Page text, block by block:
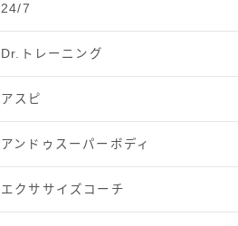
24/7
Dr.トレーニング
アスピ
アンドゥスーパーボディ
エクササイズコーチ